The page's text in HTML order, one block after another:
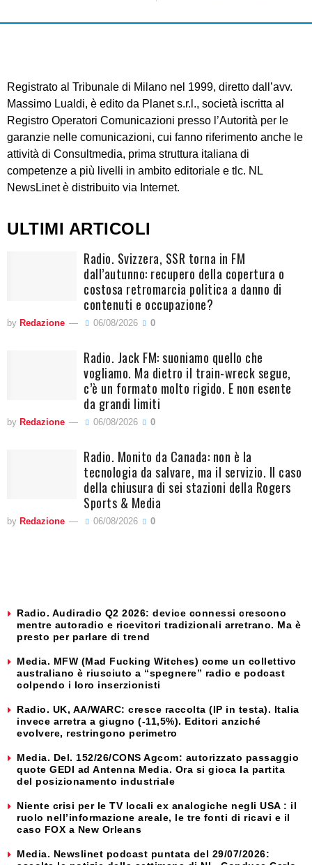
Registrato al Tribunale di Milano nel 1999, diretto dall’avv.
Massimo Lualdi, è edito da Planet s.r.l., società iscritta al
Registro Operatori Comunicazioni presso l’Autorità per le
garanzie nelle comunicazioni, cui fanno riferimento anche le
attività di Consultmedia, prima struttura italiana di
competenze a più livelli in ambito editoriale e tlc. NL
NewsLinet è distribuito via Internet.
ULTIMI ARTICOLI
Radio. Svizzera, SSR torna in FM
dall’autunno: recupero della copertura o
costosa retromarcia politica a danno di
contenuti e occupazione?
by Redazione 06/08/2026 0
Radio. Jack FM: suoniamo quello che
vogliamo. Ma dietro il train-wreck segue,
c’è un formato molto rigido. E non esente
da grandi limiti
by Redazione 06/08/2026 0
Radio. Monito da Canada: non è la
tecnologia da salvare, ma il servizio. Il caso
della chiusura di sei stazioni della Rogers
Sports & Media
by Redazione 06/08/2026 0
Radio. Audiradio Q2 2026: device connessi crescono
mentre autoradio e ricevitori tradizionali arretrano. Ma è
presto per parlare di trend
Media. MFW (Mad Fucking Witches) come un collettivo
australiano è riusciuto a “spegnere” radio e podcast
colpendo i loro inserzionisti
Radio. UK, AA/WARC: cresce raccolta (IP in testa). Italia
invece arretra a giugno (-11,5%). Editori anziché
evolvere, restringono perimetro
Media. Del. 152/26/CONS Agcom: autorizzato passaggio
quote GEDI ad Antenna Media. Ora si gioca la partita
del posizionamento industriale
Niente crisi per le TV locali ex analogiche negli USA : il
ruolo nell’informazione areale, le tre fonti di ricavi e il
caso FOX a New Orleans
Media. Newslinet podcast puntata del 29/07/2026: